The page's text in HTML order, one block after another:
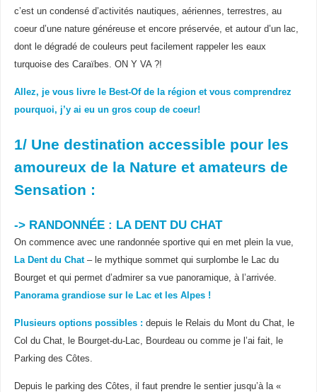
c’est un condensé d’activités nautiques, aériennes, terrestres, au
coeur d’une nature généreuse et encore préservée, et autour d’un lac,
dont le dégradé de couleurs peut facilement rappeler les eaux
turquoise des Caraïbes. ON Y VA ?!
Allez, je vous livre le Best-Of de la région et vous comprendrez
pourquoi, j’y ai eu un gros coup de coeur!
1/ Une destination accessible pour les
amoureux de la Nature et amateurs de
Sensation :
-> RANDONNÉE : LA DENT DU CHAT
On commence avec une randonnée sportive qui en met plein la vue,
La Dent du Chat– le mythique sommet qui surplombe le Lac du
Bourget et qui permet d’admirer sa vue panoramique, à l’arrivée.
Panorama grandiose sur le Lac et les Alpes !
Plusieurs options possibles : depuis le Relais du Mont du Chat, le
Col du Chat, le Bourget-du-Lac, Bourdeau ou comme je l’ai fait, le
Parking des Côtes.
Depuis le parking des Côtes, il faut prendre le sentier jusqu’à la «